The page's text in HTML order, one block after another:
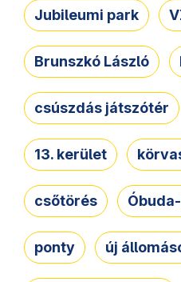
Jubileumi park
Brunszkó László
csúszdás játszótér
13. kerület
csőtörés
ponty új